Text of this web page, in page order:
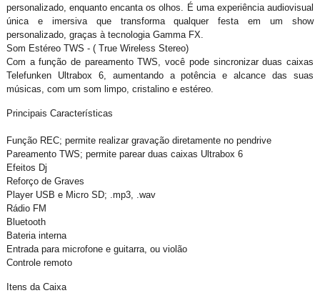
personalizado, enquanto encanta os olhos. É uma experiência audiovisual
única e imersiva que transforma qualquer festa em um show
personalizado, graças à tecnologia Gamma FX.
Som Estéreo TWS - ( True Wireless Stereo)
Com a função de pareamento TWS, você pode sincronizar duas caixas
Telefunken Ultrabox 6, aumentando a potência e alcance das suas
músicas, com um som limpo, cristalino e estéreo.
Principais Características
Função REC; permite realizar gravação diretamente no pendrive
Pareamento TWS; permite parear duas caixas Ultrabox 6
Efeitos Dj
Reforço de Graves
Player USB e Micro SD; .mp3, .wav
Rádio FM
Bluetooth
Bateria interna
Entrada para microfone e guitarra, ou violão
Controle remoto
Itens da Caixa